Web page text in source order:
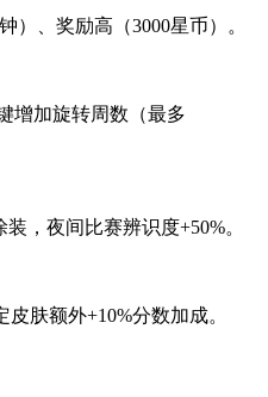
）、奖励高（3000星币）。
增加旋转周数（最多
，夜间比赛辨识度+50%。
肤额外+10%分数加成。